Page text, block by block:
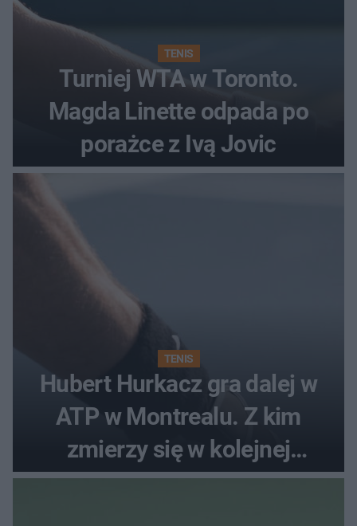
TENIS
Turniej WTA w Toronto.
Magda Linette odpada po
porażce z Ivą Jovic
TENIS
Hubert Hurkacz gra dalej w
ATP w Montrealu. Z kim
zmierzy się w kolejnej
rundzie?